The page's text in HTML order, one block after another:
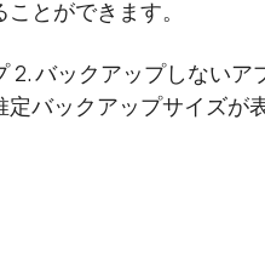
ことができます。
2. バックアップしない
定バックアップサイズが